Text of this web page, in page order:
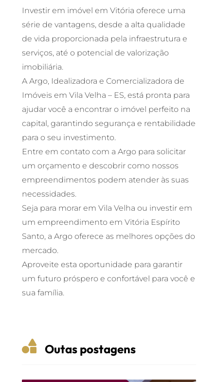
Investir em imóvel em Vitória oferece uma
série de vantagens, desde a alta qualidade
de vida proporcionada pela infraestrutura e
serviços, até o potencial de valorização
imobiliária.
A Argo, Idealizadora e Comercializadora de
Imóveis em Vila Velha – ES, está pronta para
ajudar você a encontrar o imóvel perfeito na
capital, garantindo segurança e rentabilidade
para o seu investimento.
Entre em contato com a Argo para solicitar
um orçamento e descobrir como nossos
empreendimentos podem atender às suas
necessidades.
Seja para morar em Vila Velha ou investir em
um empreendimento em Vitória Espírito
Santo, a Argo oferece as melhores opções do
mercado.
Aproveite esta oportunidade para garantir
um futuro próspero e confortável para você e
sua família.
 Outas postagens